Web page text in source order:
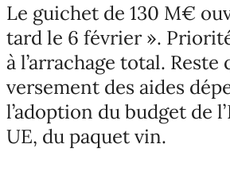
Le guichet de 130 M€
tard le 6 février ».
à l’arrachage total. Reste
versement des aides
l’adoption du budget de
UE, du paquet vin.